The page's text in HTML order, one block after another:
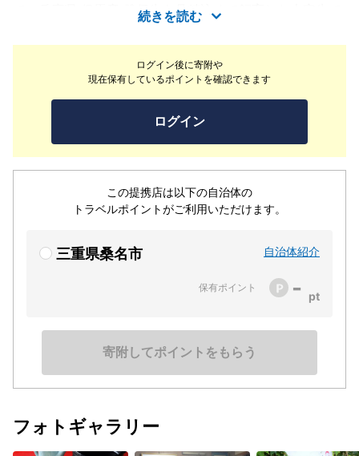
ログイン後に寄附や
現在保有しているポイントを確認できます
ログイン
この提携店は以下の自治体の
トラベルポイントがご利用いただけます。
三重県桑名市 自治体紹介
保有ポイント -
寄附してポイントをもらう
で、兵庫県 但馬産 雌仔牛を丹精込めて飼育した大安牛で
す。但馬産の牛にも良い時・良くない時も有りますが、元
は100%の但馬産ですので、召し上がってもらえれば味は
わかって頂だけると思います。是非とも御賞味ください。
続きを読む
フォトギャラリー